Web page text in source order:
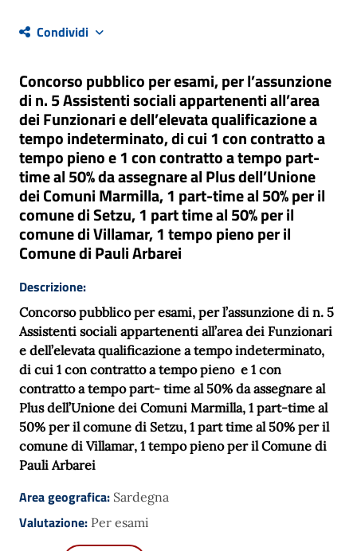
Condividi
Concorso pubblico per esami, per l’assunzione
di n. 5 Assistenti sociali appartenenti all’area
dei Funzionari e dell’elevata qualificazione a
tempo indeterminato, di cui 1 con contratto a
tempo pieno e 1 con contratto a tempo part-
time al 50% da assegnare al Plus dell’Unione
dei Comuni Marmilla, 1 part-time al 50% per il
comune di Setzu, 1 part time al 50% per il
comune di Villamar, 1 tempo pieno per il
Comune di Pauli Arbarei
Descrizione:
Concorso pubblico per esami, per l’assunzione di n. 5
Assistenti sociali appartenenti all’area dei Funzionari
e dell’elevata qualificazione a tempo indeterminato,
di cui 1 con contratto a tempo pieno e 1 con
contratto a tempo part- time al 50% da assegnare al
Plus dell’Unione dei Comuni Marmilla, 1 part-time al
50% per il comune di Setzu, 1 part time al 50% per il
comune di Villamar, 1 tempo pieno per il Comune di
Pauli Arbarei
Area geografica: Sardegna
Valutazione: Per esami